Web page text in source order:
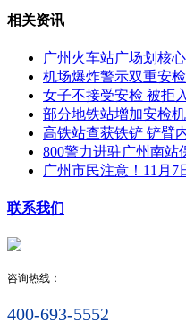
相关资讯
广州火车站广场划核
机场爆炸警示双重安
女子不接受安检 被拒
部分地铁站增加安检
高铁站查获铁铲 铲臂
800警力进驻广州南站
广州市民注意！11月7
联系我们
咨询热线：
400-693-5552